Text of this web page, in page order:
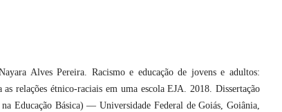
Alves Pereira. Racismo e educação de jovens e adultos:
as relações étnico-raciais em uma escola EJA. 2018. Dissertação
Educação Básica) — Universidade Federal de Goiás, Goiânia,